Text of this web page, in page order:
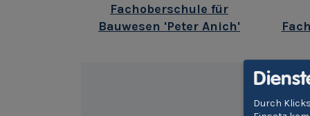
Fachoberschule für
Bauwesen 'Peter Anich'
Durch